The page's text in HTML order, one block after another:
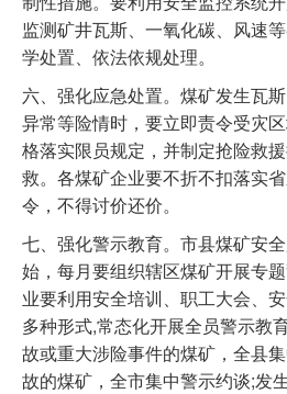
监测矿井瓦斯、一氧化碳、风速
学处置、依法依规处理。
六、强化应急处置。煤矿发生瓦
异常等险情时，要立即责令受灾
格落实限员规定，并制定抢险救
救。各煤矿企业要不折不扣落实
令，不得讨价还价。
七、强化警示教育。市县煤矿安
始，每月要组织辖区煤矿开展专
业要利用安全培训、职工大会、
多种形式,常态化开展全员警示教
故或重大涉险事件的煤矿，全县
故的煤矿，全市集中警示约谈;发